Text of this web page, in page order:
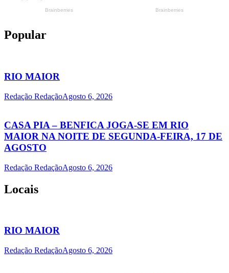
Popular
RIO MAIOR
Redação RedaçãoAgosto 6, 2026
CASA PIA – BENFICA JOGA-SE EM RIO
MAIOR NA NOITE DE SEGUNDA-FEIRA, 17 DE
AGOSTO
Redação RedaçãoAgosto 6, 2026
Locais
RIO MAIOR
Redação RedaçãoAgosto 6, 2026